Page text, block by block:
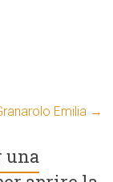
Emilia →
una